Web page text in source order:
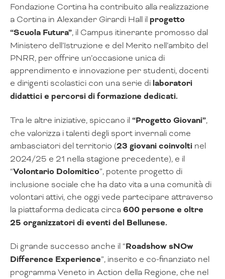
Fondazione Cortina ha contribuito alla realizzazione
a Cortina in Alexander Girardi Hall ilprogetto
“Scuola Futura”, il Campus itinerante promosso dal
Ministero dell’Istruzione e del Merito nell’ambito del
PNRR, per offrire un’occasione unica di
apprendimento e innovazione per studenti, docenti
e dirigenti scolastici con una serie dilaboratori
didattici e percorsi di formazione dedicati.
Tra le altre iniziative, spiccano il“Progetto Giovani”,
che valorizza i talenti degli sport invernali come
ambasciatori del territorio (23 giovani coinvolti nel
2024/25 e 21 nella stagione precedente), e il
“Volontario Dolomitico”, potente progetto di
inclusione sociale che ha dato vita a una comunità di
volontari attivi, che oggi vede partecipare attraverso
la piattaforma dedicata circa600 persone e oltre
25 organizzatori di eventi del Bellunese.
Di grande successo anche il “Roadshow sNOw
Difference Experience”, inserito e co-finanziato nel
programma Veneto in Action della Regione, che nel